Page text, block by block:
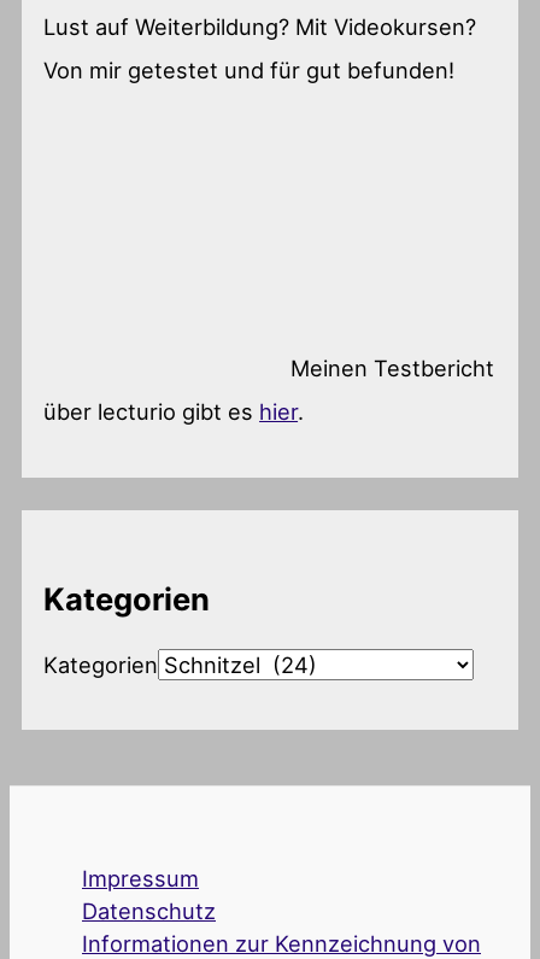
Lust auf Weiterbildung? Mit Videokursen?
Von mir getestet und für gut befunden!
Meinen Testbericht
über lecturio gibt es hier.
Kategorien
Kategorien
Impressum
Datenschutz
Informationen zur Kennzeichnung von